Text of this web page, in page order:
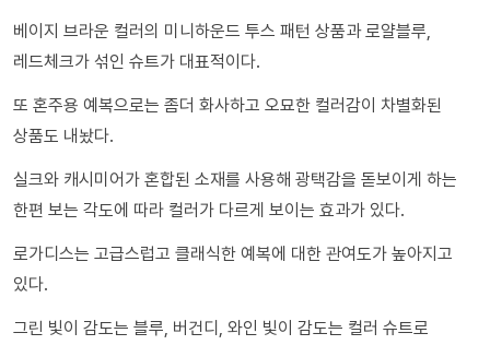
베이지 브라운 컬러의 미니하운드 투스 패턴 상품과 로얄블루,
레드체크가 섞인 슈트가 대표적이다.
또 혼주용 예복으로는 좀더 화사하고 오묘한 컬러감이 차별화된
상품도 내놨다.
실크와 캐시미어가 혼합된 소재를 사용해 광택감을 돋보이게 하는
한편 보는 각도에 따라 컬러가 다르게 보이는 효과가 있다.
로가디스는 고급스럽고 클래식한 예복에 대한 관여도가 높아지고
있다.
그린 빛이 감도는 블루, 버건디, 와인 빛이 감도는 컬러 슈트로